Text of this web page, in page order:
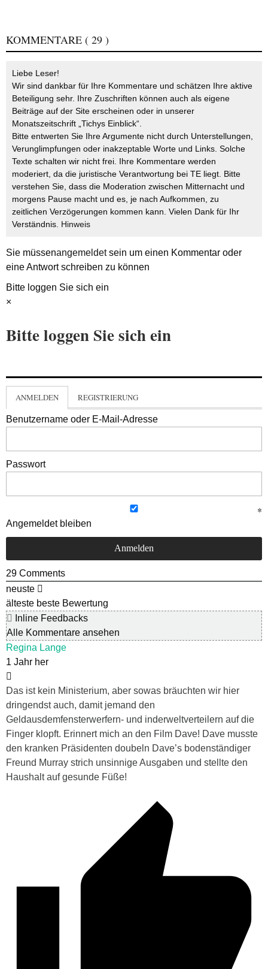
KOMMENTARE ( 29 )
Liebe Leser!
Wir sind dankbar für Ihre Kommentare und schätzen Ihre aktive
Beteiligung sehr. Ihre Zuschriften können auch als eigene
Beiträge auf der Site erscheinen oder in unserer
Monatszeitschrift „Tichys Einblick“.
Bitte entwerten Sie Ihre Argumente nicht durch Unterstellungen,
Verunglimpfungen oder inakzeptable Worte und Links. Solche
Texte schalten wir nicht frei. Ihre Kommentare werden
moderiert, da die juristische Verantwortung bei TE liegt. Bitte
verstehen Sie, dass die Moderation zwischen Mitternacht und
morgens Pause macht und es, je nach Aufkommen, zu
zeitlichen Verzögerungen kommen kann. Vielen Dank für Ihr
Verständnis. Hinweis
Sie müssenangemeldetsein um einen Kommentar oder
eine Antwort schreiben zu können
Bitte loggen Sie sich ein
×
Bitte loggen Sie sich ein
ANMELDEN REGISTRIERUNG
Benutzername oder E-Mail-Adresse
Passwort
Angemeldet bleiben
29 Comments
neuste
älteste beste Bewertung
Inline Feedbacks
Alle Kommentare ansehen
Regina Lange
1 Jahr her
Das ist kein Ministerium, aber sowas bräuchten wir hier
dringendst auch, damit jemand den
Geldausdemfensterwerfern- und inderweltverteilern auf die
Finger klopft. Erinnert mich an den Film Dave! Dave musste
den kranken Präsidenten doubeln Dave’s bodenständiger
Freund Murray strich unsinnige Ausgaben und stellte den
Haushalt auf gesunde Füße!